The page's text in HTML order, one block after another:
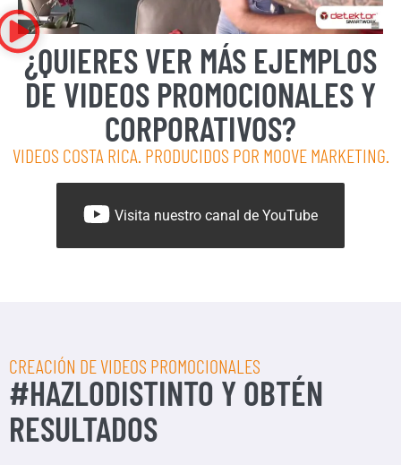
¿QUIERES VER MÁS EJEMPLOS
DE VIDEOS PROMOCIONALES Y
CORPORATIVOS?
VIDEOS COSTA RICA. PRODUCIDOS POR MOOVE MARKETING.
Visita nuestro canal de YouTube
CREACIÓN DE VIDEOS PROMOCIONALES
#HAZLODISTINTO Y OBTÉN
RESULTADOS